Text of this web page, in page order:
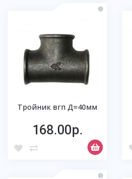
Тройник вгп Д=40мм
168.00р.